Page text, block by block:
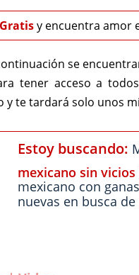
y encuentra amor
se
tener acceso a
y te tardará solo unos
Estoy buscando:
mexicano sin
mexicano con
nuevas en busca